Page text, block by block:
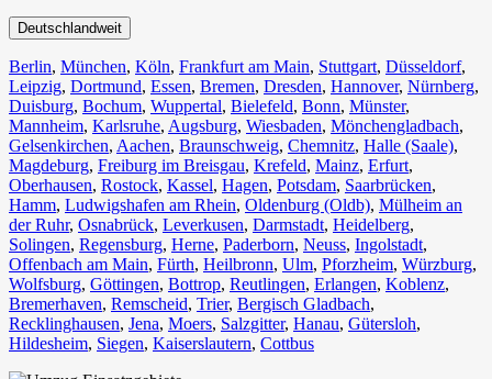
Deutschlandweit
Berlin⁠, München, Köln⁠, Frankfurt am Main, Stuttgart, Düsseldorf,
Leipzig, Dortmund, Essen, Bremen, Dresden, Hannover, Nürnberg,
Duisburg⁠, Bochum, Wuppertal⁠, Bielefeld⁠, Bonn⁠, Münster⁠,
Mannheim, Karlsruhe, Augsburg, Wiesbaden⁠, Mönchengladbach⁠,
Gelsenkirchen⁠, Aachen⁠, Braunschweig, Chemnitz⁠, Halle (Saale)⁠,
Magdeburg, Freiburg im Breisgau⁠, Krefeld⁠, Mainz⁠, Erfurt,
Oberhausen⁠, Rostock⁠, Kassel⁠, Hagen, Potsdam, Saarbrücken⁠,
Hamm, Ludwigshafen am Rhein⁠, Oldenburg (Oldb), Mülheim an
der Ruhr, Osnabrück⁠, Leverkusen, Darmstadt⁠, Heidelberg,
Solingen, Regensburg, Herne⁠, Paderborn, Neuss, Ingolstadt,
Offenbach am Main, Fürth⁠, Heilbronn, Ulm⁠, Pforzheim, Würzburg,
Wolfsburg⁠, Göttingen, Bottrop, Reutlingen, Erlangen⁠, Koblenz,
Bremerhaven⁠, Remscheid, Trier⁠, Bergisch Gladbach,
Recklinghausen, Jena⁠, Moers⁠, Salzgitter⁠, Hanau, Gütersloh,
Hildesheim⁠, Siegen⁠, Kaiserslautern⁠, Cottbus⁠